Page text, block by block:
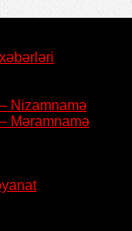
Nizamnamə
Məramnamə